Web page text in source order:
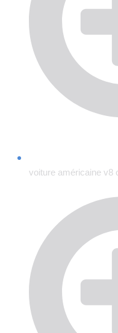
voiture américaine v8